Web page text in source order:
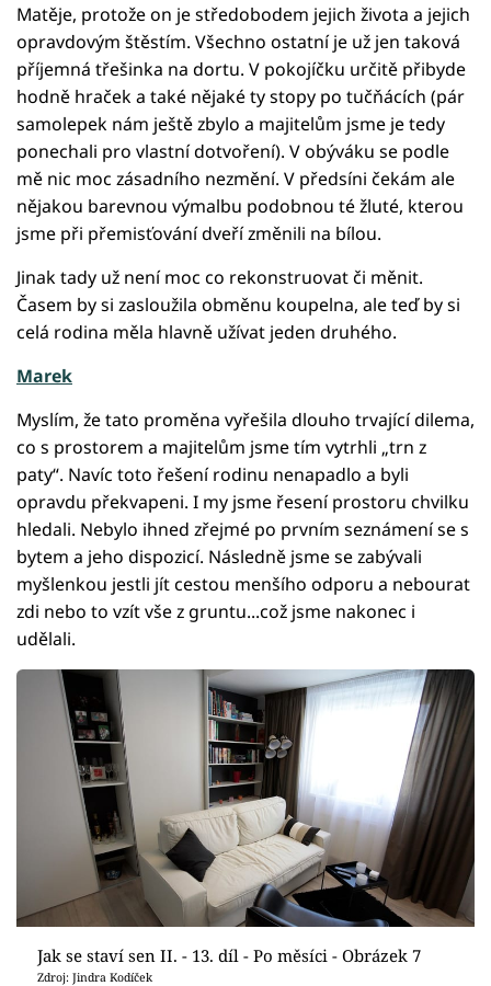
Matěje, protože on je středobodem jejich života a jejich
opravdovým štěstím. Všechno ostatní je už jen taková
příjemná třešinka na dortu. V pokojíčku určitě přibyde
hodně hraček a také nějaké ty stopy po tučňácích (pár
samolepek nám ještě zbylo a majitelům jsme je tedy
ponechali pro vlastní dotvoření). V obýváku se podle
mě nic moc zásadního nezmění. V předsíni čekám ale
nějakou barevnou výmalbu podobnou té žluté, kterou
jsme při přemisťování dveří změnili na bílou.
Jinak tady už není moc co rekonstruovat či měnit.
Časem by si zasloužila obměnu koupelna, ale teď by si
celá rodina měla hlavně užívat jeden druhého.
Marek
Myslím, že tato proměna vyřešila dlouho trvající dilema,
co s prostorem a majitelům jsme tím vytrhli „trn z
paty“. Navíc toto řešení rodinu nenapadlo a byli
opravdu překvapeni. I my jsme řesení prostoru chvilku
hledali. Nebylo ihned zřejmé po prvním seznámení se s
bytem a jeho dispozicí. Následně jsme se zabývali
myšlenkou jestli jít cestou menšího odporu a nebourat
zdi nebo to vzít vše z gruntu...což jsme nakonec i
udělali.
Jak se staví sen II. - 13. díl - Po měsíci - Obrázek 7
Zdroj: Jindra Kodíček